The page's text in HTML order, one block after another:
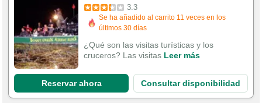
3.3
Se ha añadido al carrito 11 veces en los
últimos 30 días
¿Qué son las visitas turísticas y los
cruceros? Las visitas Leer más
Reservar ahora Consultar disponibilidad